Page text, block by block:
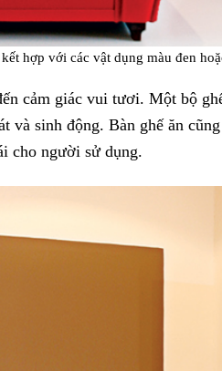
hợp với các vật dụng màu đen
cảm giác vui tươi. Một bộ
và sinh động. Bàn ghế ăn
cho người sử dụng.